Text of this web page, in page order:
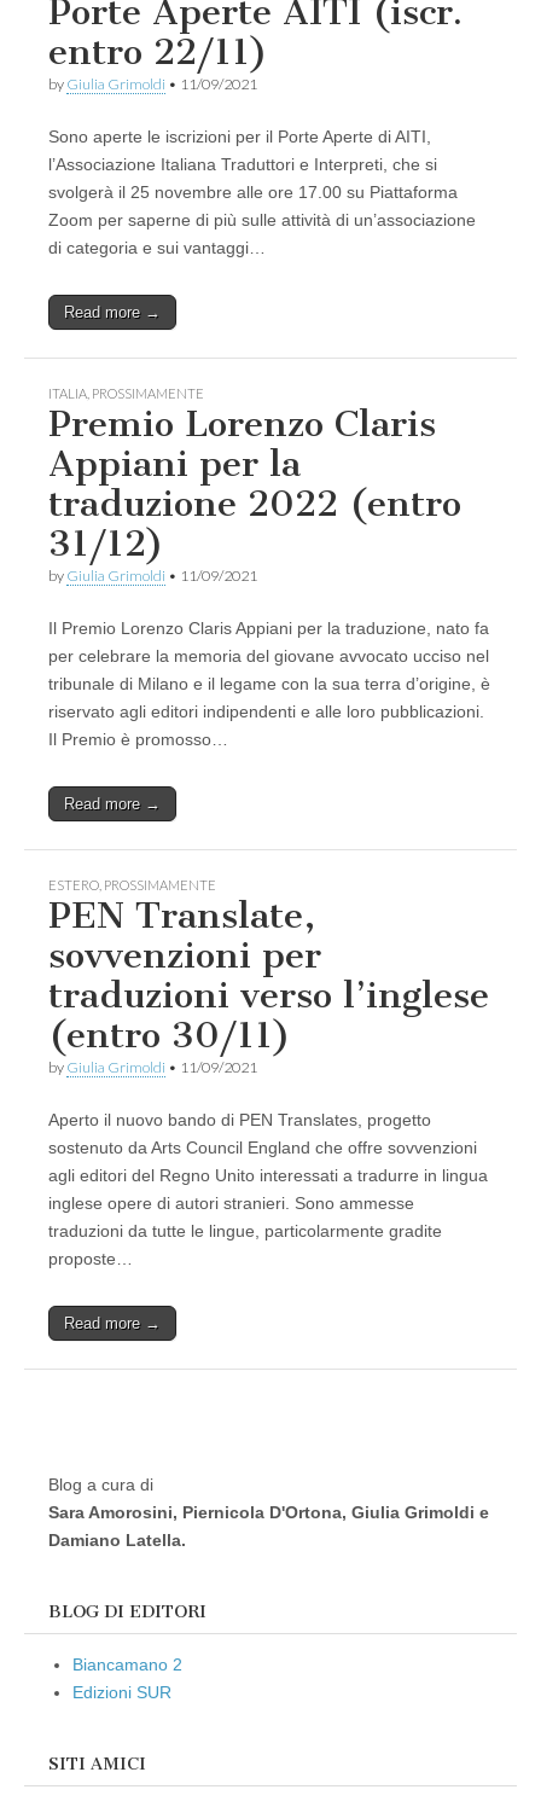
Porte Aperte AITI (iscr.
entro 22/11)
by Giulia Grimoldi • 11/09/2021
Sono aperte le iscrizioni per il Porte Aperte di AITI,
l’Associazione Italiana Traduttori e Interpreti, che si
svolgerà il 25 novembre alle ore 17.00 su Piattaforma
Zoom per saperne di più sulle attività di un’associazione
di categoria e sui vantaggi…
Read more →
ITALIA PROSSIMAMENTE
Premio Lorenzo Claris
Appiani per la
traduzione 2022 (entro
31/12)
by Giulia Grimoldi • 11/09/2021
Il Premio Lorenzo Claris Appiani per la traduzione, nato fa
per celebrare la memoria del giovane avvocato ucciso nel
tribunale di Milano e il legame con la sua terra d’origine, è
riservato agli editori indipendenti e alle loro pubblicazioni.
Il Premio è promosso…
Read more →
ESTERO PROSSIMAMENTE
PEN Translate,
sovvenzioni per
traduzioni verso l’inglese
(entro 30/11)
by Giulia Grimoldi • 11/09/2021
Aperto il nuovo bando di PEN Translates, progetto
sostenuto da Arts Council England che offre sovvenzioni
agli editori del Regno Unito interessati a tradurre in lingua
inglese opere di autori stranieri. Sono ammesse
traduzioni da tutte le lingue, particolarmente gradite
proposte…
Read more →
Blog a cura di
Sara Amorosini, Piernicola D'Ortona, Giulia Grimoldi e
Damiano Latella.
BLOG DI EDITORI
Biancamano 2
Edizioni SUR
SITI AMICI